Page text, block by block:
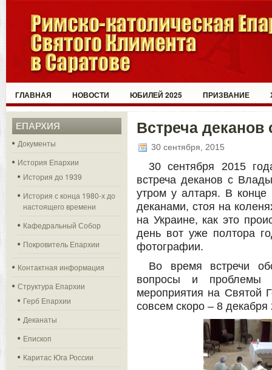
ГЛАВНАЯ НОВОСТИ ЮБИЛЕЙ 2025 ПРИЗВАНИЕ
ЕПАРХИЯ
Документы
История Епархии
История до 1939
История с конца 1980-х до
настоящего времени
Кафедральный Собор
Покровитель Епархии
Контактная информация
Структура Епархии
Герб Епархии
Деканаты
Епископ
Каритас Юга России
Встреча
30 сентября, 2015
30 сентября 2015
встреча деканов с
утром у алтаря. В
деканами, стоя на
на Украине, как это
день вот уже полтора
фотографии.
Во время встречи
вопросы и проблемы
мероприятия на Святой
совсем скоро – 8 декабря